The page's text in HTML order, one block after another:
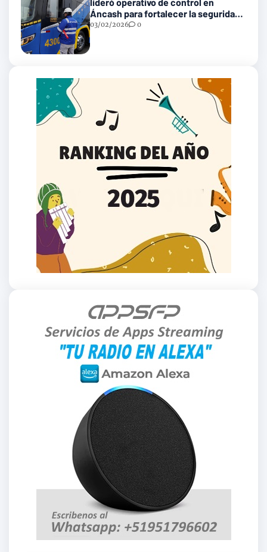
Áncash para fortalecer la seguridad
en las vías nacionales
03/02/2026 0